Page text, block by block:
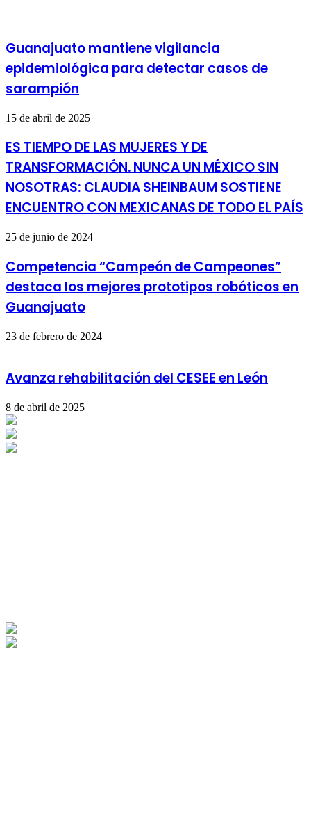
Guanajuato mantiene vigilancia
epidemiológica para detectar casos de
sarampión
15 de abril de 2025
ES TIEMPO DE LAS MUJERES Y DE
TRANSFORMACIÓN. NUNCA UN MÉXICO SIN
NOSOTRAS: CLAUDIA SHEINBAUM SOSTIENE
ENCUENTRO CON MEXICANAS DE TODO EL PAÍS
25 de junio de 2024
Competencia “Campeón de Campeones”
destaca los mejores prototipos robóticos en
Guanajuato
23 de febrero de 2024
Avanza rehabilitación del CESEE en León
8 de abril de 2025